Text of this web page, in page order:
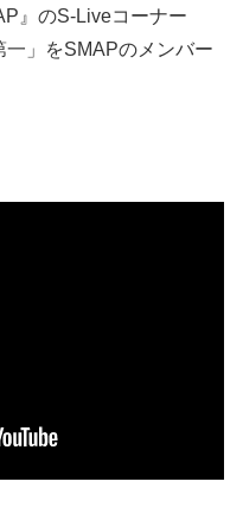
』のS-Liveコーナー
」をSMAPのメンバー